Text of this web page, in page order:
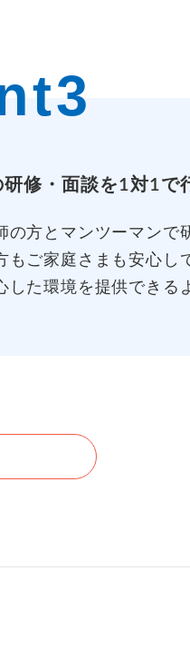
修・面談を1対1で
の方とマンツーマンで
もご家庭さまも安心し
した環境を提供できる